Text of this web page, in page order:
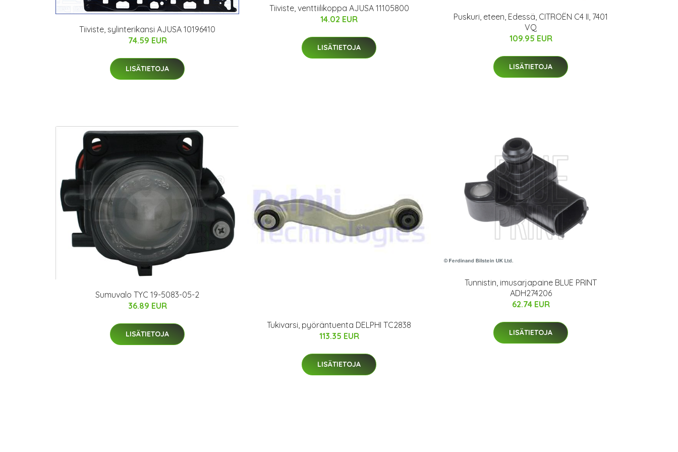
Tiiviste, sylinterikansi AJUSA 10196410
74.59 EUR
LISÄTIETOJA
Tiiviste, venttiilikoppa AJUSA 11105800
14.02 EUR
LISÄTIETOJA
Puskuri, eteen, Edessä, CITROËN C4 II, 7401
VQ
109.95 EUR
LISÄTIETOJA
Sumuvalo TYC 19-5083-05-2
36.89 EUR
LISÄTIETOJA
Tukivarsi, pyöräntuenta DELPHI TC2838
113.35 EUR
LISÄTIETOJA
Tunnistin, imusarjapaine BLUE PRINT
ADH274206
62.74 EUR
LISÄTIETOJA